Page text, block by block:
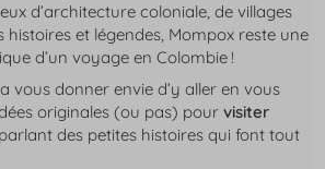
d’architecture coloniale, de villages
histoires et légendes, Mompox reste une
d’un voyage en Colombie !
vous donner envie d’y aller en vous
originales (ou pas) pour visiter
des petites histoires qui font tout